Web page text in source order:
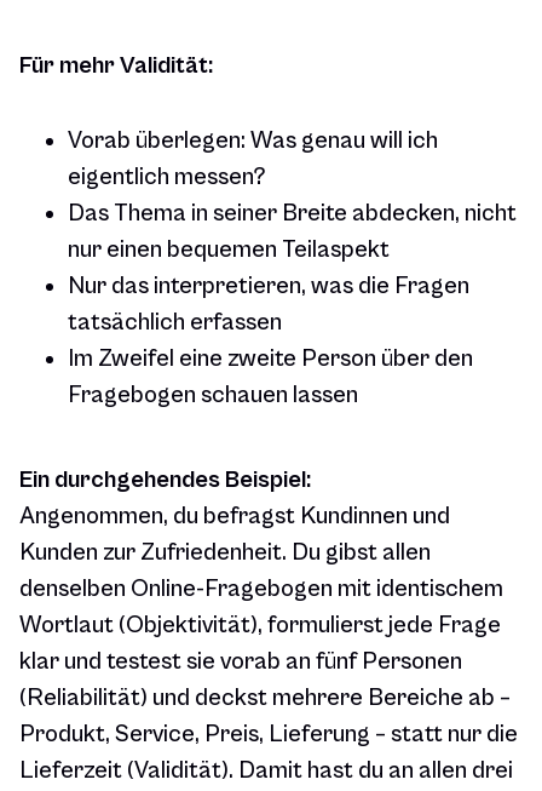
Für mehr Validität:
Vorab überlegen: Was genau will ich
eigentlich messen?
Das Thema in seiner Breite abdecken, nicht
nur einen bequemen Teilaspekt
Nur das interpretieren, was die Fragen
tatsächlich erfassen
Im Zweifel eine zweite Person über den
Fragebogen schauen lassen
Ein durchgehendes Beispiel:
Angenommen, du befragst Kundinnen und
Kunden zur Zufriedenheit. Du gibst allen
denselben Online-Fragebogen mit identischem
Wortlaut (Objektivität), formulierst jede Frage
klar und testest sie vorab an fünf Personen
(Reliabilität) und deckst mehrere Bereiche ab –
Produkt, Service, Preis, Lieferung – statt nur die
Lieferzeit (Validität). Damit hast du an allen drei